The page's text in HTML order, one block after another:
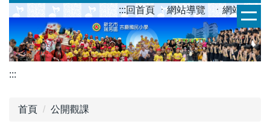
到
主
要
:::回首頁 ㆍ網站導覽 ㆍ網站管理
:::
首頁 公開觀課